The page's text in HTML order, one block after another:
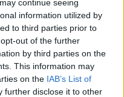
continue seeing
information utilized by
to third parties prior to
out of the further
by third parties on the
This information may
on the IAB’s List of
further disclose it to other